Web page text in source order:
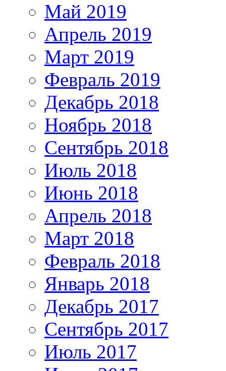
Май 2019
Апрель 2019
Март 2019
Февраль 2019
Декабрь 2018
Ноябрь 2018
Сентябрь 2018
Июль 2018
Июнь 2018
Апрель 2018
Март 2018
Февраль 2018
Январь 2018
Декабрь 2017
Сентябрь 2017
Июль 2017